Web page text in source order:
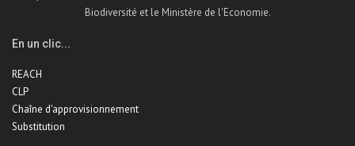
Biodiversité et le Ministère de l'Economie.
En un clic...
REACH
CLP
Chaîne d'approvisionnement
Substitution